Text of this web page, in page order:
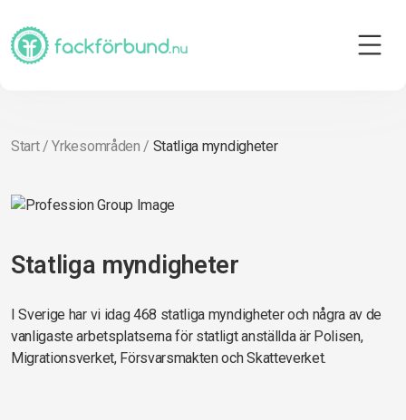
Start/Yrkesområden / Statliga myndigheter
Statliga myndigheter
I Sverige har vi idag 468 statliga myndigheter och några av de
vanligaste arbetsplatserna för statligt anställda är Polisen,
Migrationsverket, Försvarsmakten och Skatteverket.